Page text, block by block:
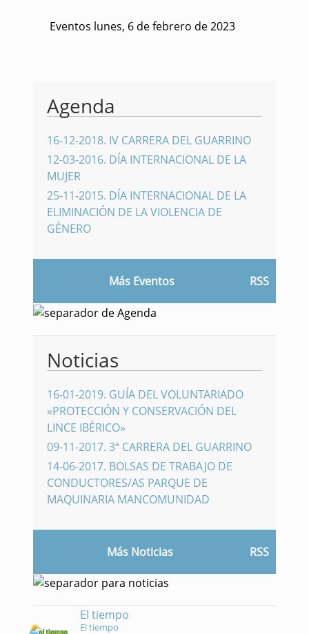
Eventos lunes, 6 de febrero de 2023
Agenda
16-12-2018. IV CARRERA DEL GUARRINO
12-03-2016. DÍA INTERNACIONAL DE LA
MUJER
25-11-2015. DÍA INTERNACIONAL DE LA
ELIMINACIÓN DE LA VIOLENCIA DE
GÉNERO
Más Eventos RSS
Noticias
16-01-2019. GUÍA DEL VOLUNTARIADO
«PROTECCIÓN Y CONSERVACIÓN DEL
LINCE IBÉRICO»
09-11-2017. 3ª CARRERA DEL GUARRINO
14-06-2017. BOLSAS DE TRABAJO DE
CONDUCTORES/AS PARQUE DE
MAQUINARIA MANCOMUNIDAD
Más Noticias RSS
El tiempo
El tiempo